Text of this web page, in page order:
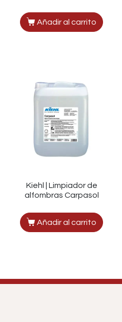
Añadir al carrito
Kiehl | Limpiador de
alfombras Carpasol
Añadir al carrito